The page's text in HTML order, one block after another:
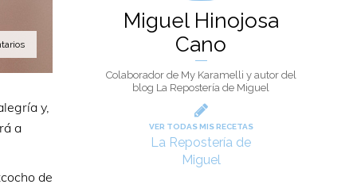
y,
a
de
Miguel Hinojosa
Cano
Colaborador de My Karamelli y autor del
blog La Repostería de Miguel
VER TODAS MIS RECETAS
La Repostería de
Miguel